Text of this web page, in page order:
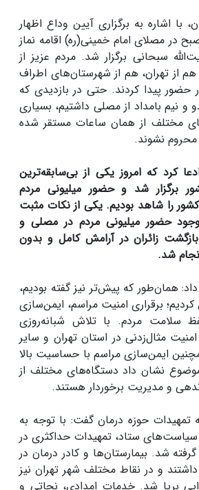
با اشاره به برگزاری آیین وداع اظهار
امروز ساعت ۸ صبح در مصلای امام خمینی(ره) اقامه نماز
سبحانی برگزار شد. مردم عزیز از
هم از تهران، هم از شهرستان‌های اطراف
پیدا کردند. حتی در بازدیدی که
نیم بامداد از مصلی داشتیم، بسیاری
مختلف از همان ساعات مستقر شده
محروم نشوند.
کرد که امروز یکی از بی‌سابقه‌ترین
برگزار شد و حضور میلیونی مردم
را شاهد بودیم. یکی از نکات مثبت
حضور میلیونی مردم در مصلی و
زائران در آرامش کامل و بدون
شد.
داد: همان‌طور که پیش‌تر نیز گفته بودیم،
برقراری امنیت مراسم، ایمن‌سازی
سلامت مردم. با تلاش شبانه‌روزی
مثال‌زدنی در استان تهران و سایر
ایمن‌سازی مراسم با حساسیت بالا
نشان داد دستگاه‌های مختلف از
و مدیریت برخوردار هستند.
تمهیدات حوزه درمان گفت: با توجه به
سیاست‌های ستاد، تمهیدات حداکثری در
شد. بیمارستان‌ها و کادر درمان در
و در نقاط مختلف شهر تهران نیز
برپا شد. خدمات امدادی، نجاتی و